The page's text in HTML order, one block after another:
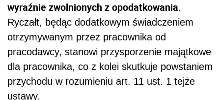
wyraźnie zwolnionych z opodatkowania.
Ryczałt, będąc dodatkowym świadczeniem
otrzymywanym przez pracownika od
pracodawcy, stanowi przysporzenie majątkowe
dla pracownika, co z kolei skutkuje powstaniem
przychodu w rozumieniu art. 11 ust. 1 tejże
ustawy.